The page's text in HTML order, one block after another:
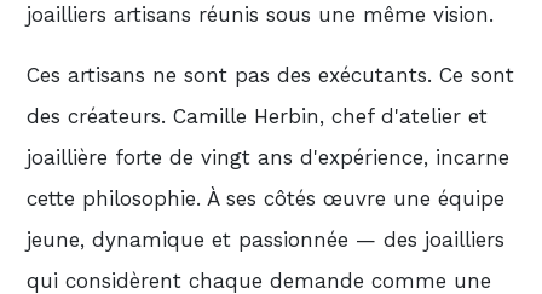
joailliers artisans réunis sous une même vision.
Ces artisans ne sont pas des exécutants. Ce sont
des créateurs. Camille Herbin, chef d'atelier et
joaillière forte de vingt ans d'expérience, incarne
cette philosophie. À ses côtés œuvre une équipe
jeune, dynamique et passionnée — des joailliers
qui considèrent chaque demande comme une